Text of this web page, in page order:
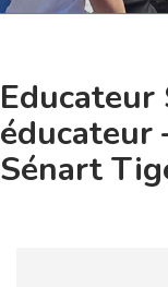
éducateur
Sénart